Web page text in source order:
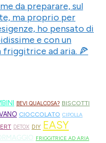
da preparare, sul
ma proprio per
ho pensato di
e con un
ad aria. 🍕
BEVI QUALCOSA? BISCOTTI
CIOCCOLATO CIPOLLA
DETOX DIY EASY
FRIGGITRICE AD ARIA